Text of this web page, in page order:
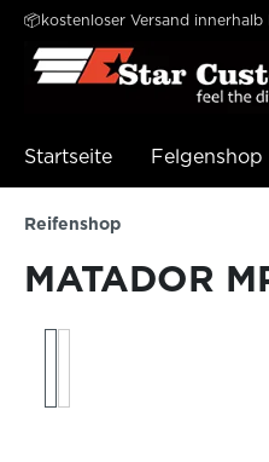
springen Zur
📦kostenloser Versand
Startseite Felgenshop
Reifenshop
MATADOR